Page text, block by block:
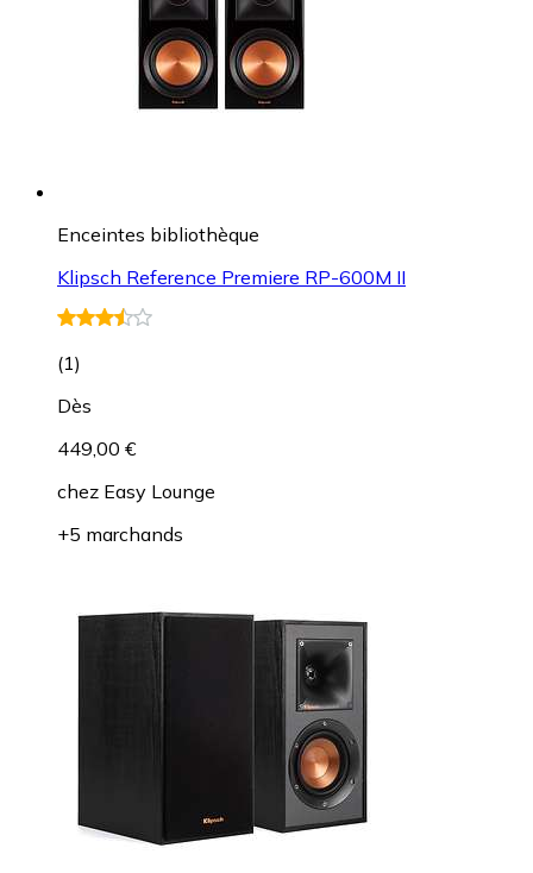
Enceintes bibliothèque
Klipsch Reference Premiere RP-600M II
(1)
Dès
449,00 €
chez Easy Lounge
+5 marchands